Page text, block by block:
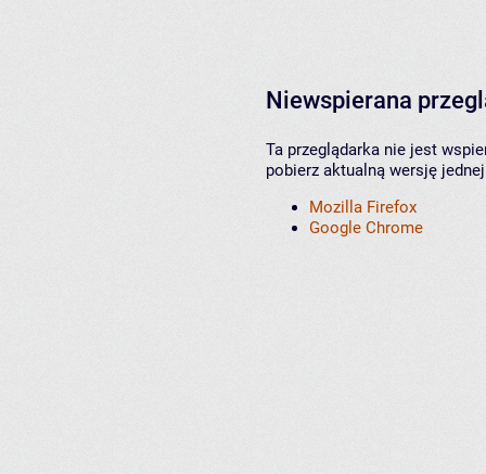
Niewspierana
Ta przeglądarka nie jest
pobierz aktualną wersję
Mozilla Firefox
Google Chrome